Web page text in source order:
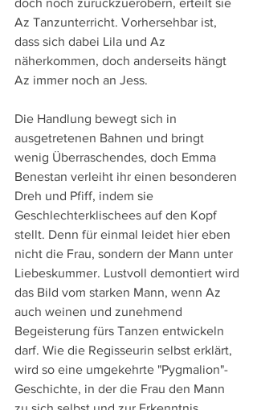
doch noch zurückzuerobern, erteilt sie
Az Tanzunterricht. Vorhersehbar ist,
dass sich dabei Lila und Az
näherkommen, doch anderseits hängt
Az immer noch an Jess.
Die Handlung bewegt sich in
ausgetretenen Bahnen und bringt
wenig Überraschendes, doch Emma
Benestan verleiht ihr einen besonderen
Dreh und Pfiff, indem sie
Geschlechterklischees auf den Kopf
stellt. Denn für einmal leidet hier eben
nicht die Frau, sondern der Mann unter
Liebeskummer. Lustvoll demontiert wird
das Bild vom starken Mann, wenn Az
auch weinen und zunehmend
Begeisterung fürs Tanzen entwickeln
darf. Wie die Regisseurin selbst erklärt,
wird so eine umgekehrte "Pygmalion"-
Geschichte, in der die Frau den Mann